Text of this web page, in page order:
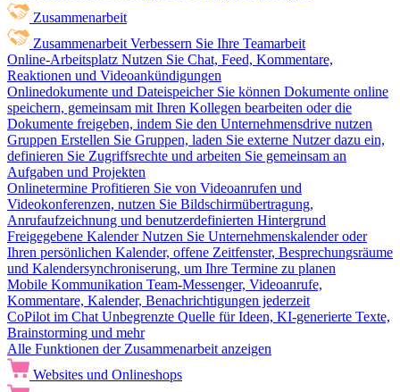
Zusammenarbeit
Zusammenarbeit Verbessern Sie Ihre Teamarbeit
Online-Arbeitsplatz Nutzen Sie Chat, Feed, Kommentare,
Reaktionen und Videoankündigungen
Onlinedokumente und Dateispeicher Sie können Dokumente online
speichern, gemeinsam mit Ihren Kollegen bearbeiten oder die
Dokumente freigeben, indem Sie den Unternehmensdrive nutzen
Gruppen Erstellen Sie Gruppen, laden Sie externe Nutzer dazu ein,
definieren Sie Zugriffsrechte und arbeiten Sie gemeinsam an
Aufgaben und Projekten
Onlinetermine Profitieren Sie von Videoanrufen und
Videokonferenzen, nutzen Sie Bildschirmübertragung,
Anrufaufzeichnung und benutzerdefinierten Hintergrund
Freigegebene Kalender Nutzen Sie Unternehmenskalender oder
Ihren persönlichen Kalender, offene Zeitfenster, Besprechungsräume
und Kalendersynchroniserung, um Ihre Termine zu planen
Mobile Kommunikation Team-Messenger, Videoanrufe,
Kommentare, Kalender, Benachrichtigungen jederzeit
CoPilot im Chat Unbegrenzte Quelle für Ideen, KI-generierte Texte,
Brainstorming und mehr
Alle Funktionen der Zusammenarbeit anzeigen
Websites und Onlineshops